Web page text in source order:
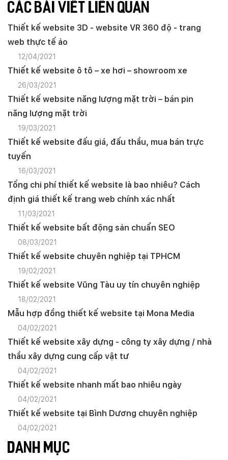
CÁC BÀI VIẾT LIÊN QUAN
Thiết kế website 3D - website VR 360 độ - trang
web thực tế ảo
12/04/2021
Thiết kế website ô tô – xe hơi – showroom xe
26/03/2021
Thiết kế website năng lượng mặt trời – bán pin
năng lượng mặt trời
19/03/2021
Thiết kế website đấu giá, đấu thầu, mua bán trực
tuyến
16/03/2021
Tổng chi phí thiết kế website là bao nhiêu? Cách
định giá thiết kế trang web chính xác nhất
11/03/2021
Thiết kế website bất động sản chuẩn SEO
08/03/2021
Thiết kế website chuyên nghiệp tại TPHCM
19/02/2021
Thiết kế website Vũng Tàu uy tín chuyên nghiệp
18/02/2021
Mẫu hợp đồng thiết kế website tại Mona Media
04/02/2021
Thiết kế website xây dựng - công ty xây dựng / nhà
thầu xây dựng cung cấp vật tư
04/02/2021
Thiết kế website nhanh mất bao nhiêu ngày
04/02/2021
Thiết kế website tại Bình Dương chuyên nghiệp
04/02/2021
DANH MỤC